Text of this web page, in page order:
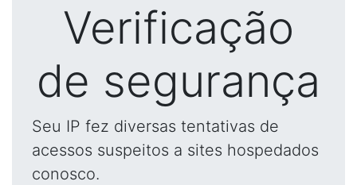
Verificação
de segurança
Seu IP fez diversas tentativas de
acessos suspeitos a sites hospedados
conosco.